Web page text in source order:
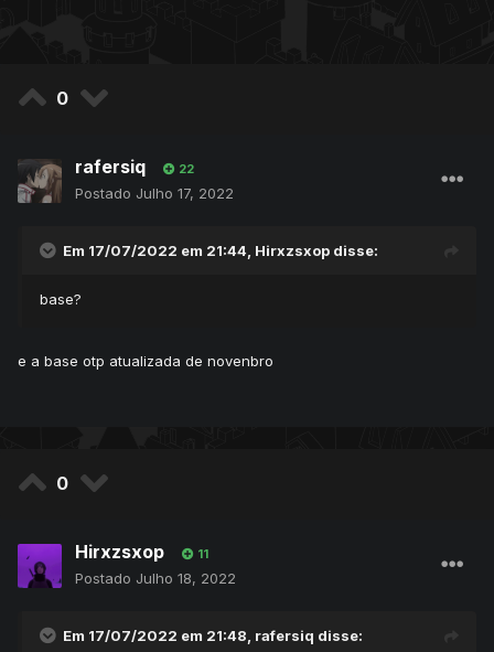
0
rafersiq 22
Postado Julho 17, 2022
Em 17/07/2022 em 21:44, Hirxzsxop disse:
base?
e a base otp atualizada de novenbro
0
Hirxzsxop 11
Postado Julho 18, 2022
Em 17/07/2022 em 21:48, rafersiq disse: